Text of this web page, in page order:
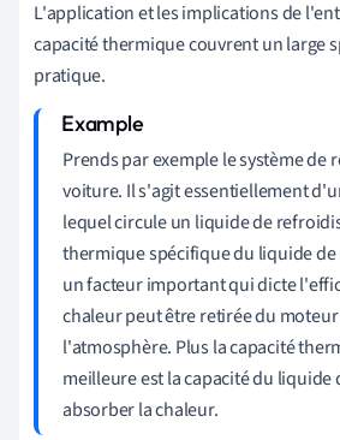
L'application et les implications de
capacité thermique couvrent un large
pratique.
Prends par exemple le système de
voiture. Il s'agit essentiellement
lequel circule un liquide de
thermique spécifique du liquide
un facteur important qui dicte
chaleur peut être retirée du
l'atmosphère. Plus la capacité
meilleure est la capacité du
absorber la chaleur.